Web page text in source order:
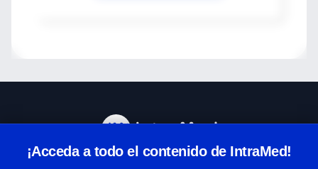
¡Acceda a todo el contenido de IntraMed!